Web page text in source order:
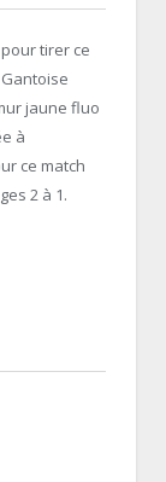
tirer ce
jaune fluo
à
ce match
2 à 1.